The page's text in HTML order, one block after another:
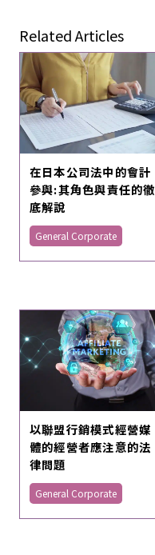
Related Articles
在日本公司法中的會計
參與:其角色與責任的徹
底解說
General Corporate
以聯盟行銷模式經營媒
體的經營者應注意的法
律問題
General Corporate